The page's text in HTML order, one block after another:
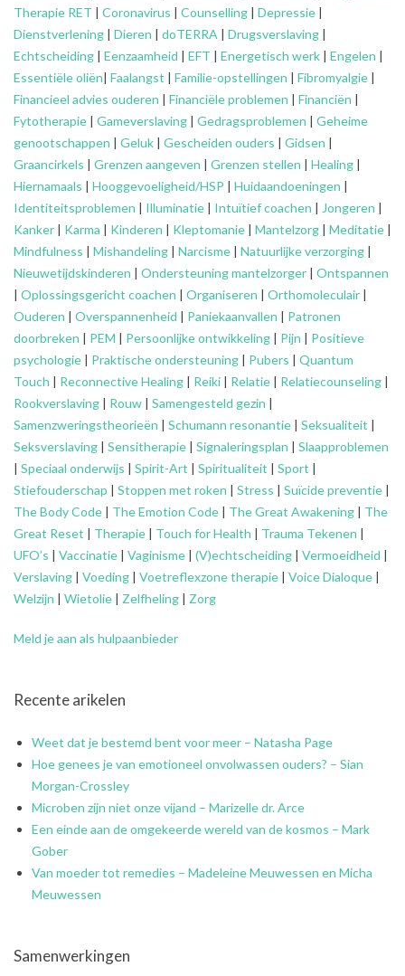
Therapie RET | Coronavirus | Counselling | Depressie |
Dienstverlening | Dieren | doTERRA | Drugsverslaving |
Echtscheiding | Eenzaamheid | EFT | Energetisch werk | Engelen |
Essentiële oliën| Faalangst | Familie-opstellingen | Fibromyalgie |
Financieel advies ouderen | Financiële problemen | Financiën |
Fytotherapie | Gameverslaving | Gedragsproblemen | Geheime
genootschappen | Geluk | Gescheiden ouders | Gidsen |
Graancirkels | Grenzen aangeven | Grenzen stellen | Healing |
Hiernamaals | Hooggevoeligheid/HSP | Huidaandoeningen |
Identiteitsproblemen | Illuminatie | Intuïtief coachen | Jongeren |
Kanker | Karma | Kinderen | Kleptomanie | Mantelzorg | Meditatie |
Mindfulness | Mishandeling | Narcisme | Natuurlijke verzorging |
Nieuwetijdskinderen | Ondersteuningmantelzorger | Ontspannen
| Oplossingsgericht coachen | Organiseren | Orthomoleculair |
Ouderen | Overspannenheid | Paniekaanvallen | Patronen
doorbreken | PEM | Persoonlijke ontwikkeling | Pijn | Positieve
psychologie | Praktische ondersteuning | Pubers | Quantum
Touch | Reconnective Healing | Reiki | Relatie | Relatiecounseling |
Rookverslaving | Rouw | Samengesteld gezin |
Samenzweringstheorieën | Schumann resonantie | Seksualiteit |
Seksverslaving | Sensitherapie | Signaleringsplan | Slaapproblemen
| Speciaal onderwijs | Spirit-Art | Spiritualiteit | Sport |
Stiefouderschap | Stoppen met roken | Stress | Suïcide preventie |
The Body Code | The Emotion Code | The Great Awakening | The
Great Reset | Therapie | Touch for Health | Trauma Tekenen |
UFO’s | Vaccinatie | Vaginisme | (V)echtscheiding | Vermoeidheid |
Verslaving | Voeding | Voetreflexzone therapie | Voice Dialoque |
Welzijn | Wietolie | Zelfheling | Zorg
Meld je aan als hulpaanbieder
Recente arikelen
Weet dat je bestemd bent voor meer – Natasha Page
Hoe genees je van emotioneel onvolwassen ouders? – Sian
Morgan-Crossley
Microben zijn niet onze vijand – Marizelle dr. Arce
Een einde aan de omgekeerde wereld van de kosmos – Mark
Gober
Van moeder tot remedies – Madeleine Meuwessen en Micha
Meuwessen
Samenwerkingen